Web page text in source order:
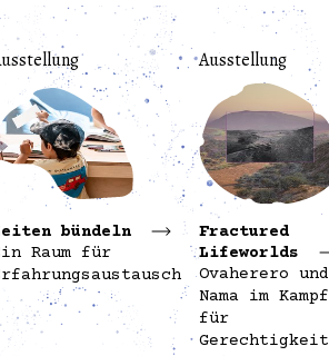
bündeln
Raum für
Ausstellung
Fractured
Lifeworlds
Ovaherero und
Nama im Kampf
für
Gerechtigkeit